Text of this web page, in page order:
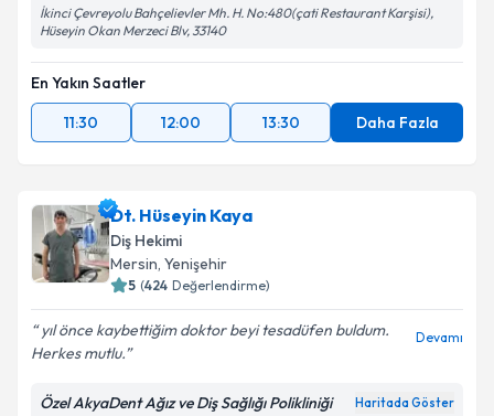
İkinci Çevreyolu Bahçelievler Mh. H. No:480(çati Restaurant Karşisi),
Hüseyin Okan Merzeci Blv, 33140
En Yakın Saatler
11:30
12:00 13:30 Daha Fazla
Dt. Hüseyin Kaya
Diş Hekimi
Mersin, Yenişehir
5 (424 Değerlendirme)
yıl önce kaybettiğim doktor beyi tesadüfen buldum.
Herkes mutlu.
Devamı
Özel AkyaDent Ağız ve Diş Sağlığı Polikliniği Haritada Göster